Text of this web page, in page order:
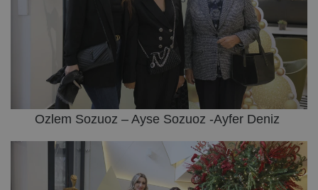
Ozlem Sozuoz – Ayse Sozuoz -Ayfer Deniz